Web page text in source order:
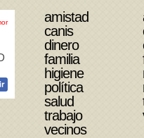
amistad
canis
dinero
familia
higiene
política
salud
trabajo
vecinos